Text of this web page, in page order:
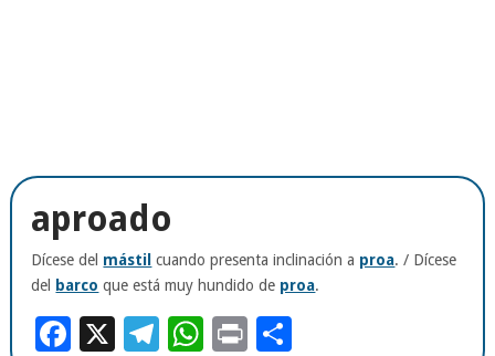
aproado
Dícese del mástil cuando presenta inclinación a proa. / Dícese
del barco que está muy hundido de proa.
Facebook
X Telegram
WhatsApp
Print